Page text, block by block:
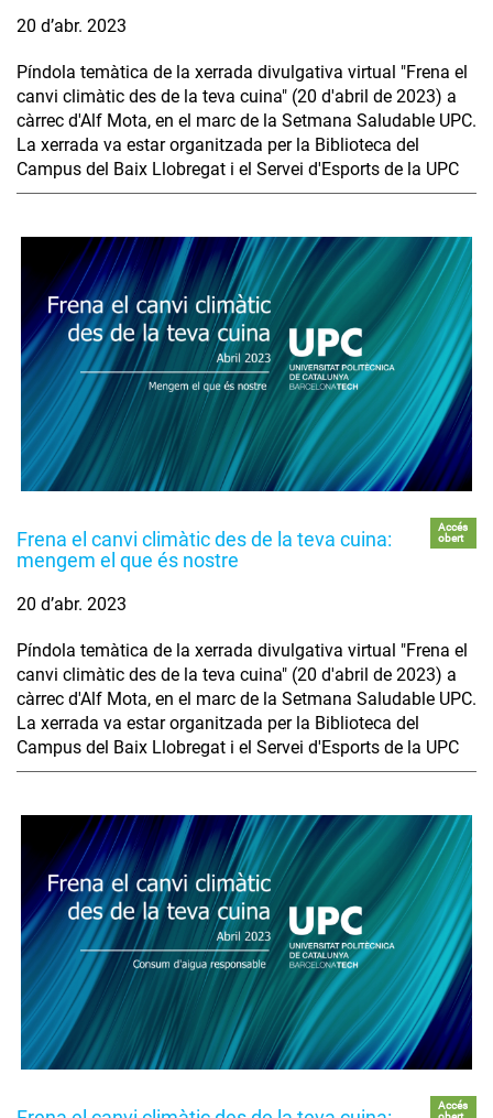
20 d’abr. 2023
Píndola temàtica de la xerrada divulgativa virtual "Frena el
canvi climàtic des de la teva cuina" (20 d'abril de 2023) a
càrrec d'Alf Mota, en el marc de la Setmana Saludable UPC.
La xerrada va estar organitzada per la Biblioteca del
Campus del Baix Llobregat i el Servei d'Esports de la UPC
Frena el canvi climàtic des de la teva cuina:
mengem el que és nostre
Accés
obert
20 d’abr. 2023
Píndola temàtica de la xerrada divulgativa virtual "Frena el
canvi climàtic des de la teva cuina" (20 d'abril de 2023) a
càrrec d'Alf Mota, en el marc de la Setmana Saludable UPC.
La xerrada va estar organitzada per la Biblioteca del
Campus del Baix Llobregat i el Servei d'Esports de la UPC
Accés